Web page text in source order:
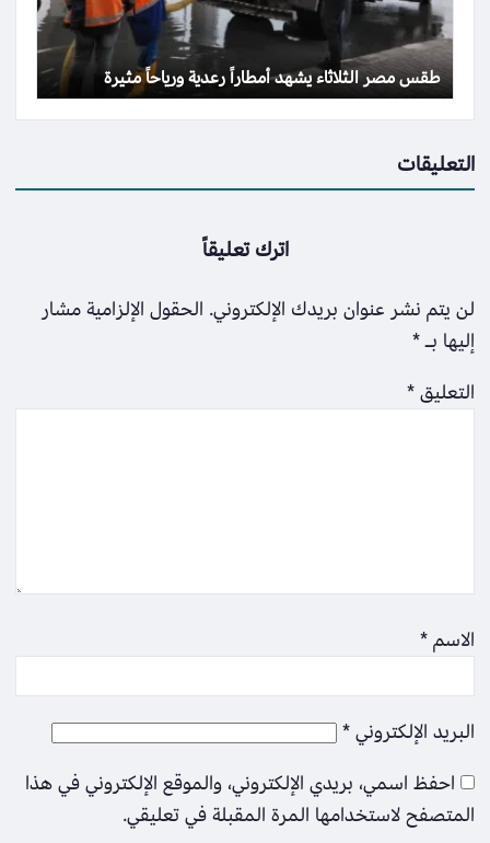
طقس مصر الثلاثاء يشهد أمطاراً رعدية ورياحاً مثيرة
التعليقات
اترك تعليقاً
لن يتم نشر عنوان بريدك الإلكتروني. الحقول الإلزامية مشار
إليها بـ*
التعليق*
الاسم*
البريد الإلكتروني*
احفظ اسمي، بريدي الإلكتروني، والموقع الإلكتروني في هذا
المتصفح لاستخدامها المرة المقبلة في تعليقي.